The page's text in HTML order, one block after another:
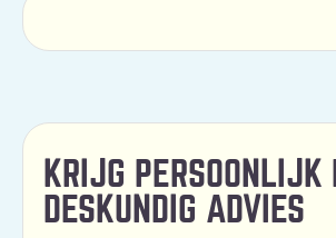
KRIJG PERSOONLIJK
DESKUNDIG ADVIES